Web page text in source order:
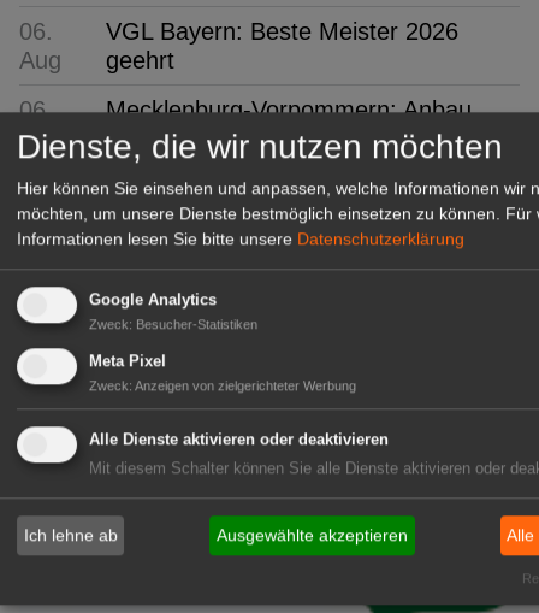
06.
Aug
VGL Bayern: Beste Meister 2026
geehrt
06.
Aug
Mecklenburg-Vorpommern: Anbau
und Ernte von Gemüse und
Erdbeeren
06.
Aug
BÖLW: Bio wächst trotz
Konsumflaute
06.
Aug
Arboretum Ellerhoop: Zwischen
Garten und Gebäude
GABOT Top-Jobs
Dienste, die wir nutzen möchten
Hier können Sie einsehen und anpassen, welche Informationen wir
möchten, um unsere Dienste bestmöglich einsetzen zu können.
Für
Informationen lesen Sie bitte unsere Datenschutzerklärung
Google Analytics
Zweck: Besucher-Statistiken
Meta Pixel
Zweck: Anzeigen von zielgerichteter Werbung
Alle Dienste aktivieren oder deaktivieren
Mit diesem Schalter können Sie alle Dienste aktivieren oder
Ich lehne ab Ausgewählte akzeptieren Alle